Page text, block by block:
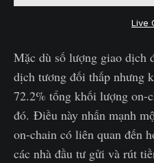
Live
Mặc dù số lượng giao dịch
dịch tương đối thấp nhưng
72.2% tổng khối lượng on-
đó. Điều này nhấn mạnh
on-chain có liên quan đến
các nhà đầu tư gửi và rút